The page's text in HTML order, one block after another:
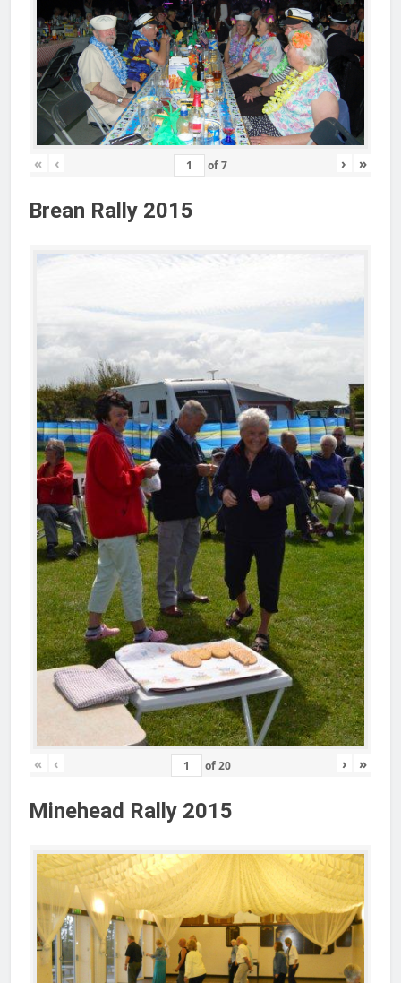
« ‹ of7 › »
Brean Rally 2015
« ‹ of20 › »
Minehead Rally 2015